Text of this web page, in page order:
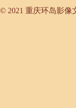
© 2021 重庆环岛影